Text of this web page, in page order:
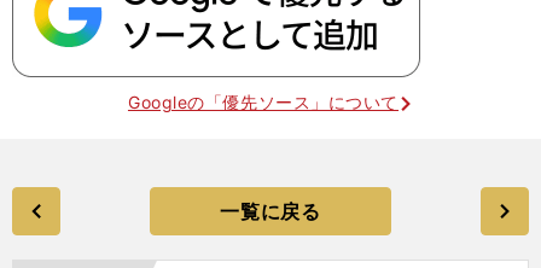
Googleの「優先ソース」について
一覧に戻る